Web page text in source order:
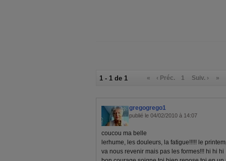
1 - 1 de 1 « ‹ Préc. 1 Suiv. › »
gregogrego1
publié le 04/02/2010 à 14:07
coucou ma belle
lerhume, les douleurs, la fatigue!!!!! le
va nous revenir mais pas les formes!!! hi hi hi